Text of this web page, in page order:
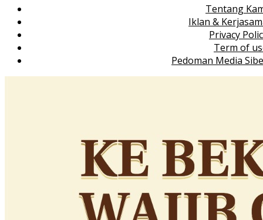
Tentang
Iklan &
Privacy
Term of
Pedoman Media